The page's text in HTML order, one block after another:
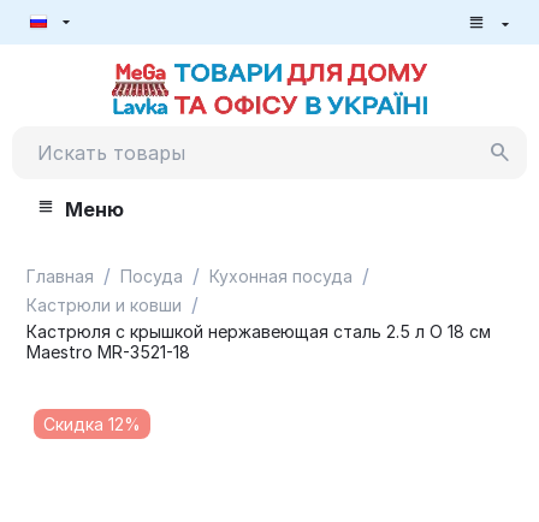
Меню
Главная / Посуда / Кухонная посуда /
Кастрюли и ковши /
Кастрюля с крышкой нержавеющая сталь 2.5 л O 18 см
Maestro MR-3521-18
Скидка 12%